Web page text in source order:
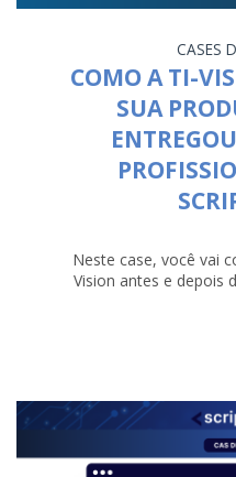
CASES
COMO A TI-
SUA
Neste case, você vai
Vision antes e depois